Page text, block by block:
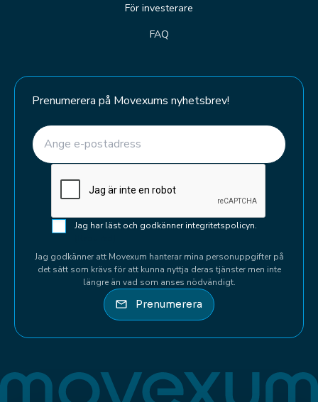
För investerare
FAQ
Prenumerera på Movexums nyhetsbrev!
E-post
Prenumerera
Samtycke(Required)
Jag har läst och godkänner integritetspolicyn.
Jag godkänner att Movexum hanterar mina personuppgifter på
det sätt som krävs för att kunna nyttja deras tjänster men inte
längre än vad som anses nödvändigt.